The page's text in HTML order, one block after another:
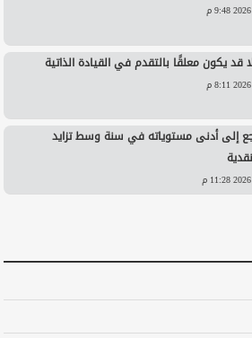
قد يكون معلقًا بالتقدم في القيادة الذاتية
إلى أدنى مستوياته في سنة وسط تزايد